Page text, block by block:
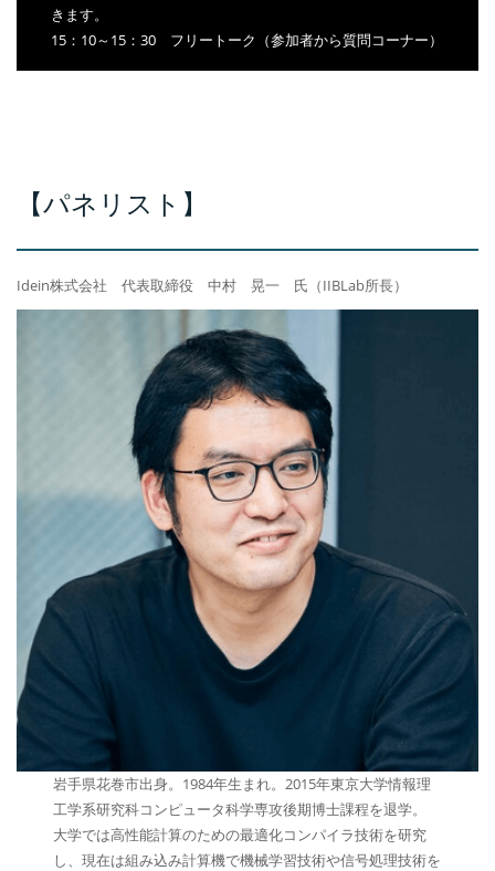
きます。
15：10～15：30 フリートーク（参加者から質問コーナー）
【パネリスト】
Idein株式会社 代表取締役 中村 晃一 氏（IIBLab所長）
岩手県花巻市出身。1984年生まれ。2015年東京大学情報理
工学系研究科コンピュータ科学専攻後期博士課程を退学。
大学では高性能計算のための最適化コンパイラ技術を研究
し、現在は組み込み計算機で機械学習技術や信号処理技術を